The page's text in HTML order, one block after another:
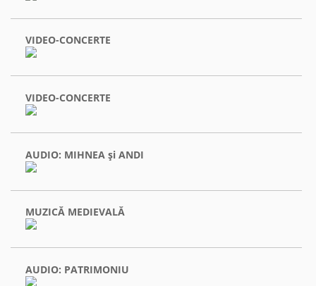
VIDEO-CONCERTE
VIDEO-CONCERTE
AUDIO: MIHNEA şi ANDI
MUZICĂ MEDIEVALĂ
AUDIO: PATRIMONIU